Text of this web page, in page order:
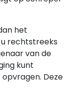
het
rechtstreeks
van de
kunt
Deze